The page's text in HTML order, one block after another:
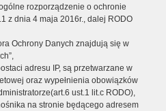
rozporządzenie o ochronie
z dnia 4 maja 2016r., dalej RODO
Ochrony Danych znajdują się w
adresu IP, są przetwarzane w
oraz wypełnienia obowiązków
ust.1 lit.c RODO),
na stronie będącego adresem